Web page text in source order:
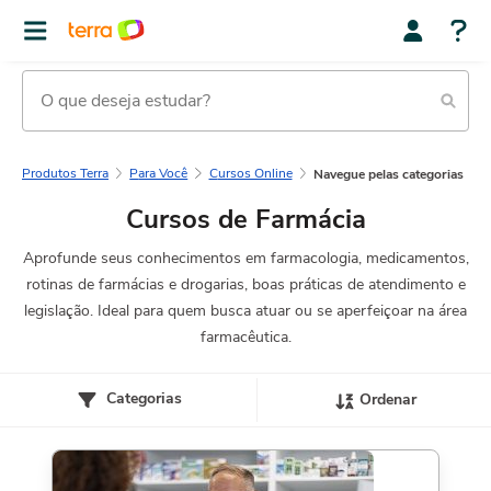
Produtos Terra Para Você Cursos Online Navegue pelas categorias
Cursos de Farmácia
Aprofunde seus conhecimentos em farmacologia, medicamentos,
rotinas de farmácias e drogarias, boas práticas de atendimento e
legislação. Ideal para quem busca atuar ou se aperfeiçoar na área
farmacêutica.
Categorias Ordenar